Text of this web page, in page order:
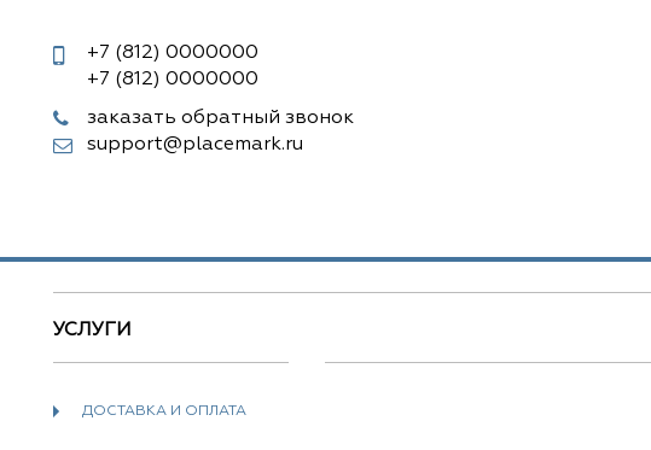
+7 (812) 0000000
+7 (812) 0000000
заказать обратный звонок
support@placemark.ru
УСЛУГИ
ДОСТАВКА И ОПЛАТА